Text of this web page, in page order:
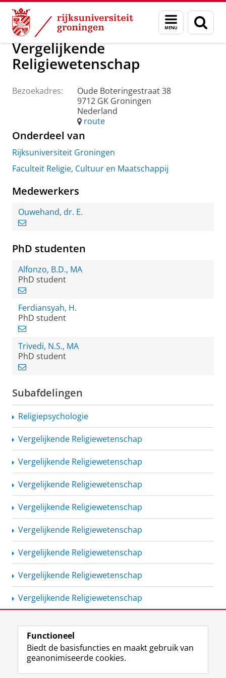
Skip
Content
Skip
Navigation
Menu
en
zoeken
Over ons Praktische zaken Waar vindt u ons
Vergelijkende
Religiewetenschap
Bezoekadres:
Oude Boteringestraat 38
9712 GK Groningen
Nederland
route
Onderdeel van
Rijksuniversiteit Groningen
Faculteit Religie, Cultuur en Maatschappij
Medewerkers
Ouwehand, dr. E.
PhD studenten
Alfonzo, B.D., MA
PhD student
Ferdiansyah, H.
PhD student
Trivedi, N.S., MA
PhD student
Subafdelingen
Religiepsychologie
Vergelijkende Religiewetenschap
Vergelijkende Religiewetenschap
Vergelijkende Religiewetenschap
Vergelijkende Religiewetenschap
Vergelijkende Religiewetenschap
Vergelijkende Religiewetenschap
Vergelijkende Religiewetenschap
Vergelijkende Religiewetenschap
View this page in:English
Volg de RUG F L R I Y
Functioneel
Biedt de basisfuncties en maakt gebruik van
geanonimiseerde cookies.